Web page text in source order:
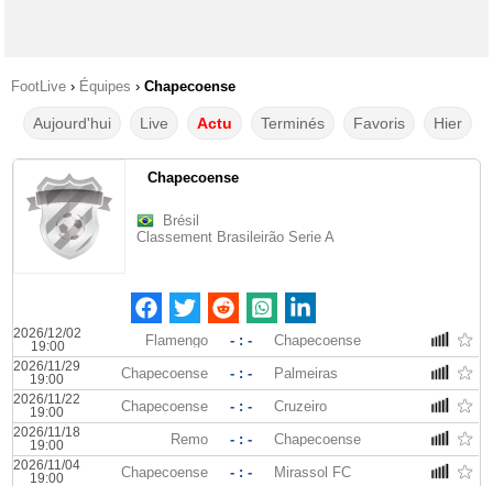
FootLive › Équipes › Chapecoense
Aujourd'hui Live Actu Terminés Favoris Hier
Chapecoense
Brésil
Classement Brasileirão Serie A
2026/12/02
19:00
Flamengo - : - Chapecoense
2026/11/29
19:00
Chapecoense - : - Palmeiras
2026/11/22
19:00
Chapecoense - : - Cruzeiro
2026/11/18
19:00
Remo - : - Chapecoense
2026/11/04
19:00
Chapecoense - : - Mirassol FC